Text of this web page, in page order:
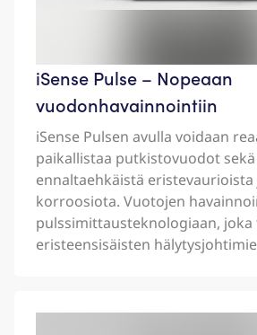
iSense Pulse – Nopeaan
vuodonhavainnointiin
iSense Pulsen avulla voidaan
paikallistaa putkistovuodot sekä
ennaltaehkäistä
korroosiota. Vuotojen
pulssimittausteknologiaan,
eristeensisäisten